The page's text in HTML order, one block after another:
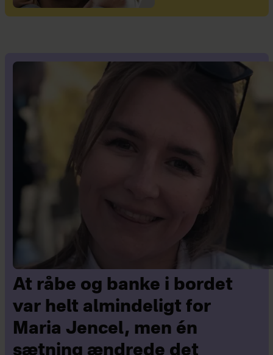
At råbe og banke i bordet
var helt almindeligt for
Maria Jencel, men én
sætning ændrede det